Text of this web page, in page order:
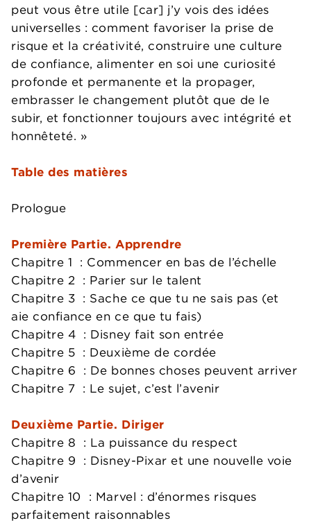
peut vous être utile [car] j’y vois des idées
universelles : comment favoriser la prise de
risque et la créativité, construire une culture
de confiance, alimenter en soi une curiosité
profonde et permanente et la propager,
embrasser le changement plutôt que de le
subir, et fonctionner toujours avec intégrité et
honnêteté. »
Table des matières
Prologue
Première Partie. Apprendre
Chapitre 1 : Commencer en bas de l’échelle
Chapitre 2 : Parier sur le talent
Chapitre 3 : Sache ce que tu ne sais pas (et
aie confiance en ce que tu fais)
Chapitre 4 : Disney fait son entrée
Chapitre 5 : Deuxième de cordée
Chapitre 6 : De bonnes choses peuvent arriver
Chapitre 7 : Le sujet, c’est l’avenir
Deuxième Partie. Diriger
Chapitre 8 : La puissance du respect
Chapitre 9 : Disney-Pixar et une nouvelle voie
d’avenir
Chapitre 10 : Marvel : d’énormes risques
parfaitement raisonnables